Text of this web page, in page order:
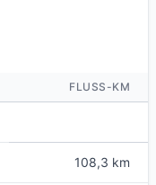
FLUSS-KM
108,3 km